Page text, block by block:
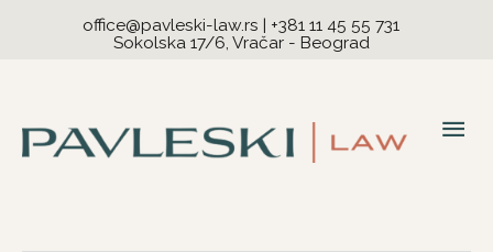
office@pavleski-law.rs | +381 11 45 55 731
Sokolska 17/6, Vračar - Beograd